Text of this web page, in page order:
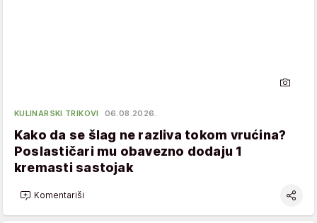
KULINARSKI TRIKOVI 06.08.2026.
Kako da se šlag ne razliva tokom vrućina?
Poslastičari mu obavezno dodaju 1
kremasti sastojak
Komentariši